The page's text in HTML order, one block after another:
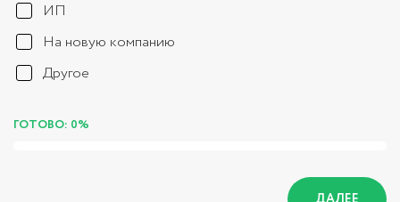
ИП
На новую компанию
Другое
ГОТОВО: 0%